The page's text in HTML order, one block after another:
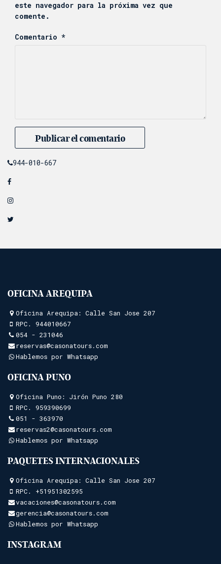
este navegador para la próxima vez que
comente.
Comentario *
944-010-667
OFICINA AREQUIPA
Oficina Arequipa: Calle San Jose 207
RPC. 944010667
054 - 231046
reservas@casonatours.com
Hablemos por Whatsapp
OFICINA PUNO
Oficina Puno: Jirón Puno 280
RPC. 959390699
051 - 363970
reservas2@casonatours.com
Hablemos por Whatsapp
PAQUETES INTERNACIONALES
Oficina Arequipa: Calle San Jose 207
RPC. +51951302595
vacaciones@casonatours.com
gerencia@casonatours.com
Hablemos por Whatsapp
INSTAGRAM